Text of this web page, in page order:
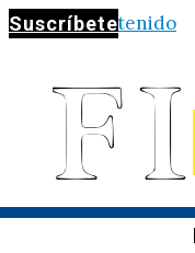
Suscríbete
Saltar al contenido